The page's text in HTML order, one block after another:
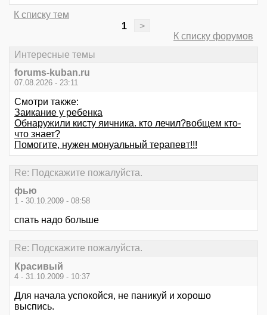
К списку тем
1
>
К списку форумов
Интересные темы
forums-kuban.ru
07.08.2026 - 23:11
Смотри также:
Заикание у ребенка
Обнаружили кисту яичника. кто лечил?вобщем кто-
что знает?
Помогите, нужен монуальный терапевт!!!
Re: Подскажите пожалуйста.
фью
1 - 30.10.2009 - 08:58
спать надо больше
Re: Подскажите пожалуйста.
Красивый
4 - 31.10.2009 - 10:37
Для начала успокойся, не паникуй и хорошо
выспись.